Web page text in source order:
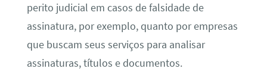
perito judicial em casos de falsidade de
assinatura, por exemplo, quanto por empresas
que buscam seus serviços para analisar
assinaturas, títulos e documentos.